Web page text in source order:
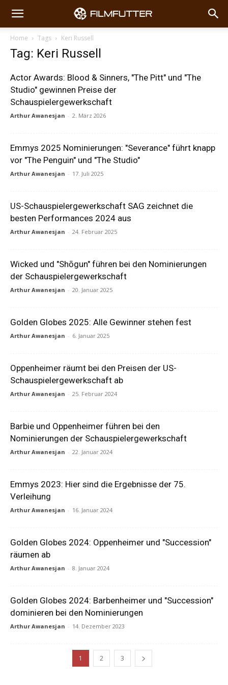
Home Tags Keri Russell
Tag: Keri Russell
Actor Awards: Blood & Sinners, "The Pitt" und "The
Studio" gewinnen Preise der
Schauspielergewerkschaft
Arthur Awanesjan - 2. März 2026
Emmys 2025 Nominierungen: "Severance" führt knapp
vor "The Penguin" und "The Studio"
Arthur Awanesjan - 17. Juli 2025
US-Schauspielergewerkschaft SAG zeichnet die
besten Performances 2024 aus
Arthur Awanesjan - 24. Februar 2025
Wicked und "Shōgun" führen bei den Nominierungen
der Schauspielergewerkschaft
Arthur Awanesjan - 20. Januar 2025
Golden Globes 2025: Alle Gewinner stehen fest
Arthur Awanesjan - 6. Januar 2025
Oppenheimer räumt bei den Preisen der US-
Schauspielergewerkschaft ab
Arthur Awanesjan - 25. Februar 2024
Barbie und Oppenheimer führen bei den
Nominierungen der Schauspielergewerkschaft
Arthur Awanesjan - 22. Januar 2024
Emmys 2023: Hier sind die Ergebnisse der 75.
Verleihung
Arthur Awanesjan - 16. Januar 2024
Golden Globes 2024: Oppenheimer und "Succession"
räumen ab
Arthur Awanesjan - 8. Januar 2024
Golden Globes 2024: Barbenheimer und "Succession"
dominieren bei den Nominierungen
Arthur Awanesjan - 14. Dezember 2023
1 2 3